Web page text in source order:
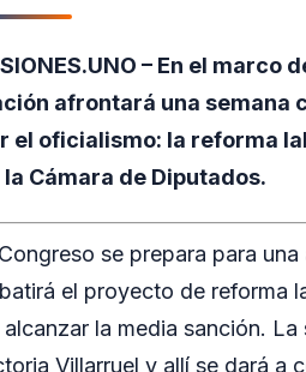
– En el
afrontará una semana
el oficialismo: la reforma
la Cámara de Diputados.
se prepara para
el proyecto de reforma
alcanzar la media sanción.
Villarruel y allí se dará a